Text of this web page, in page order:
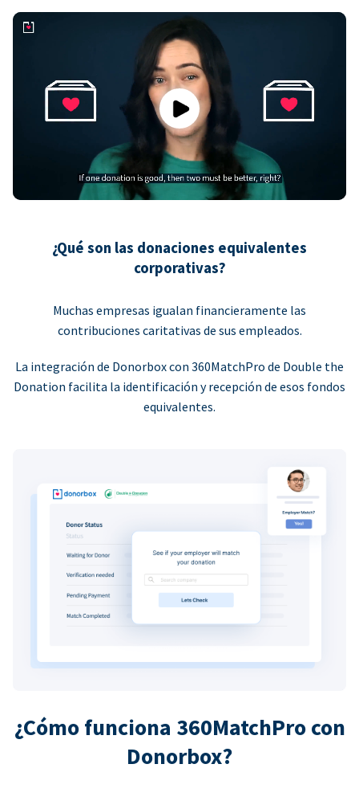
Play
¿Qué son las donaciones equivalentes
corporativas?
Muchas empresas igualan financieramente las
contribuciones caritativas de sus empleados.
La integración de Donorbox con 360MatchPro de Double the
Donation facilita la identificación y recepción de esos fondos
equivalentes.
¿Cómo funciona 360MatchPro con
Donorbox?